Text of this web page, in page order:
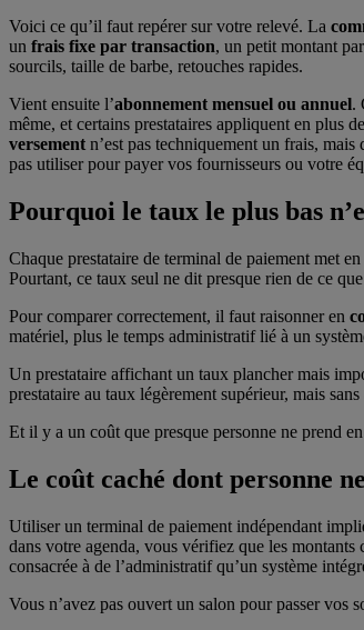
Voici ce qu’il faut repérer sur votre relevé. La
un frais fixe par transaction, un petit montant
sourcils, taille de barbe, retouches rapides.
Vient ensuite l’abonnement mensuel ou annuel.
même, et certains prestataires appliquent en plus
versement n’est pas techniquement un frais,
pas utiliser pour payer vos fournisseurs ou votre
Pourquoi le taux le plus bas
Chaque prestataire de terminal de paiement met
Pourtant, ce taux seul ne dit presque rien de ce
Pour comparer correctement, il faut raisonner en
matériel, plus le temps administratif lié à un
Un prestataire affichant un taux plancher mais
prestataire au taux légèrement supérieur, mais
Et il y a un coût que presque personne ne prend
Le coût caché dont personne
Utiliser un terminal de paiement indépendant
dans votre agenda, vous vérifiez que les
consacrée à de l’administratif qu’un système
Vous n’avez pas ouvert un salon pour passer vos